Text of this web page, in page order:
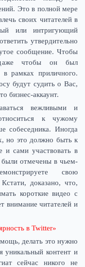
Это в полной мере
своих читателей в
или интригующий
утвердительно
сообщение. Чтобы
даже чтобы он был
рамках приличного.
будут судить о Вас,
бизнес-аккаунт.
вежливыми и
к чужому
собеседника. Иногда
но это должно быть к
и сами участвовать в
были отмечены в чьем-
свою
Кстати, доказано, что,
короткие видео с
внимание читателей и
в Twitter»
делать это нужно
уникальный контент и
сейчас никого не